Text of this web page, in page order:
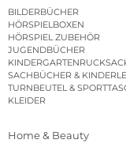
BILDERBÜCHER
HÖRSPIELBOXEN
HÖRSPIEL ZUBEHÖR
JUGENDBÜCHER
SACHBÜCHER &
TURNBEUTEL &
KLEIDER
Home & Beauty